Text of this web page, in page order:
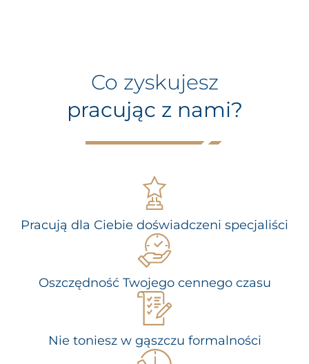
Co zyskujesz
pracując z nami?
Pracują dla Ciebie doświadczeni specjaliści
Oszczędność Twojego cennego czasu
Nie toniesz w gąszczu formalności